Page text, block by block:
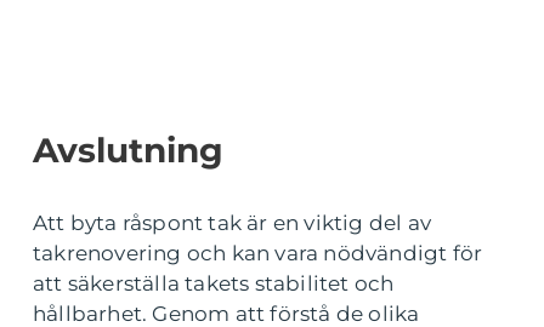
Avslutning
Att byta råspont tak är en viktig del av
takrenovering och kan vara nödvändigt för
att säkerställa takets stabilitet och
hållbarhet. Genom att förstå de olika